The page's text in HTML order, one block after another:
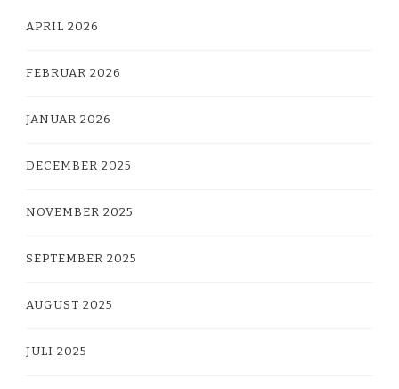
APRIL 2026
FEBRUAR 2026
JANUAR 2026
DECEMBER 2025
NOVEMBER 2025
SEPTEMBER 2025
AUGUST 2025
JULI 2025